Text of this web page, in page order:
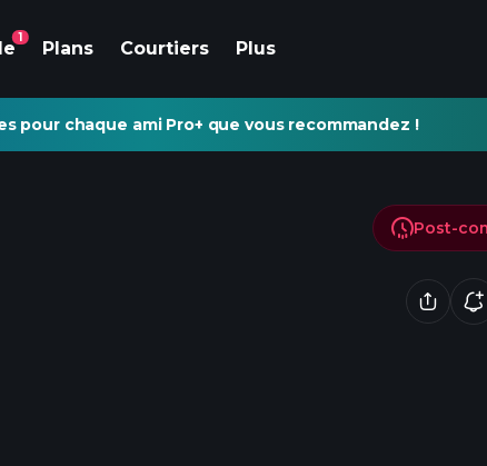
1
Plans Courtiers Plus
pour chaque ami Pro+ que vous recommandez !
Post-